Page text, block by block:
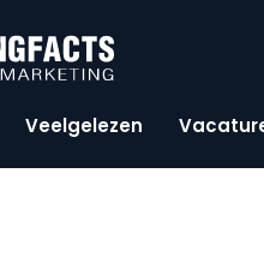
Veelgelezen